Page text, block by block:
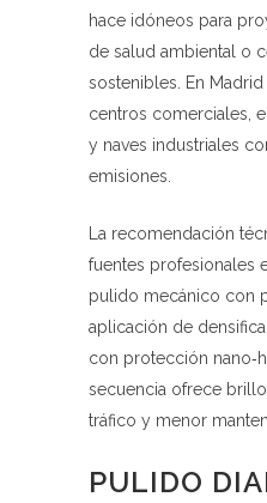
hace idóneos para
de salud ambiental o
sostenibles. En
centros comerciales,
y naves industriales
emisiones.
La recomendación
fuentes profesionales
pulido mecánico con
aplicación de
con protección
secuencia ofrece
tráfico y menor
PULIDO